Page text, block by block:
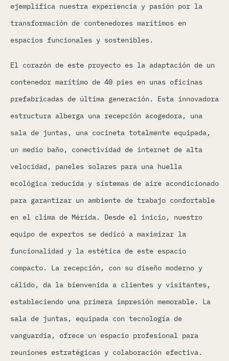
ejemplifica nuestra experiencia y pasión por la
transformación de contenedores marítimos en
espacios funcionales y sostenibles.
El corazón de este proyecto es la adaptación de un
contenedor marítimo de 40 pies en unas oficinas
prefabricadas de última generación. Esta innovadora
estructura alberga una recepción acogedora, una
sala de juntas, una cocineta totalmente equipada,
un medio baño, conectividad de internet de alta
velocidad, paneles solares para una huella
ecológica reducida y sistemas de aire acondicionado
para garantizar un ambiente de trabajo confortable
en el clima de Mérida. Desde el inicio, nuestro
equipo de expertos se dedicó a maximizar la
funcionalidad y la estética de este espacio
compacto. La recepción, con su diseño moderno y
cálido, da la bienvenida a clientes y visitantes,
estableciendo una primera impresión memorable. La
sala de juntas, equipada con tecnología de
vanguardia, ofrece un espacio profesional para
reuniones estratégicas y colaboración efectiva.